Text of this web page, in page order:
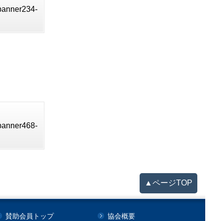
▲ページTOP
賛助会員トップ 協会概要